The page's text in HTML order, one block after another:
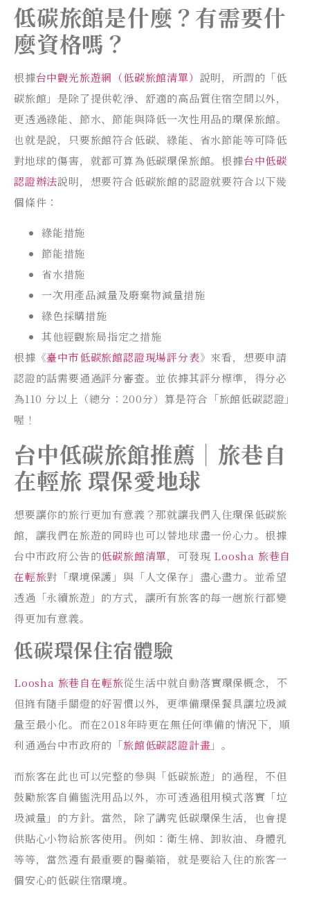
低碳旅館是什麼？有需要什
麼資格嗎？
根據台中觀光旅遊網（低碳旅館清單） 說明，所謂的「低
碳旅館」是除了提供乾淨、舒適的高品質住宿空間以外，
更透過綠能、節水、節能與降低一次性用品的環保旅館。
也就是說，只要旅館符合低碳、綠能、省水節能等可降低
對地球的傷害，就都可算為低碳環保旅館。根據台中低碳
認證辦法說明，想要符合低碳旅館的認證就要符合以下幾
個條件：
綠能措施
節能措施
省水措施
一次用產品減量及廢棄物減量措施
綠色採購措施
其他經觀旅局指定之措施
根據《臺中市低碳旅館認證現場評分表》來看，想要申請
認證的話需要通過評分審查。並依據其評分標準，得分必
為110 分以上（總分：200分）算是符合「旅館低碳認證」
喔！
台中低碳旅館推薦｜ 旅巷自
在輕旅 環保愛地球
想要讓你的旅行更加有意義？那就讓我們入住環保低碳旅
館，讓我們在旅遊的同時也可以替地球盡一份心力。根據
台中市政府公告的低碳旅館清單，可發現 Loosha 旅巷自
在輕旅對「環境保護」與「人文保存」盡心盡力。並希望
透過「永續旅遊」的方式，讓所有旅客的每一趟旅行都變
得更加有意義。
低碳環保住宿體驗
Loosha 旅巷自在輕旅從生活中就自動落實環保概念，不
但擁有隨手關燈的好習慣以外，更準備環保餐具讓垃圾減
量至最小化。而在2018年時更在無任何準備的情況下，順
利通過台中市政府的「旅館低碳認證計畫」。
而旅客在此也可以完整的參與「低碳旅遊」的過程，不但
鼓勵旅客自備盥洗用品以外，亦可透過租用模式落實「垃
圾減量」的方針。當然，除了講究低碳環保生活，也會提
供貼心小物給旅客使用。例如：衛生棉、卸妝油、身體乳
等等，當然還有最重要的醫藥箱，就是要給入住的旅客一
個安心的低碳住宿環境。